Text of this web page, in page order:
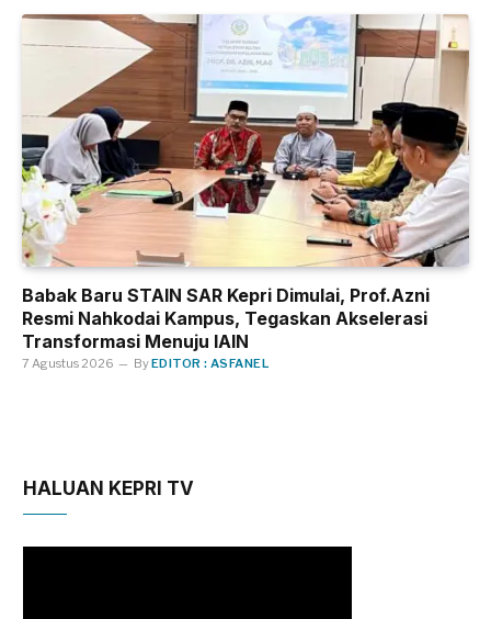
Babak Baru STAIN SAR Kepri Dimulai, Prof.Azni
Resmi Nahkodai Kampus, Tegaskan Akselerasi
Transformasi Menuju IAIN
7 Agustus 2026 ByEDITOR : ASFANEL
HALUAN KEPRI TV